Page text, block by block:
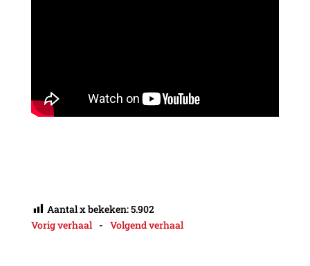
Aantal x bekeken:5.902
Vorig verhaal - Volgend verhaal